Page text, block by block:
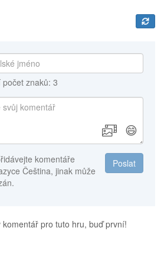
počet znaků: 3
😄
Poslat
komentáře
Čeština, jinak může
komentář pro tuto hru, buď první!